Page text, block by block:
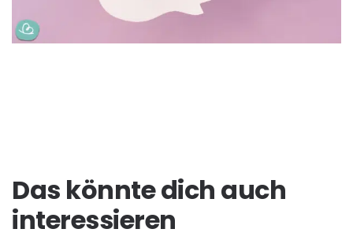
Das könnte dich auch
interessieren